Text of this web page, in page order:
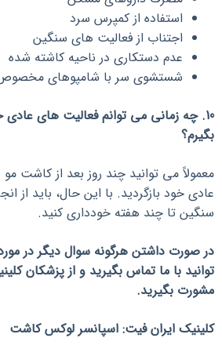
استفاده از کمپرس سرد
اجتناب از فعالیت های سنگین
عدم دستکاری در ناحیه کاشته شده
شستشوی سر با شامپوهای
10. چه زمانی می توانم فعالیت های عادی
بگیرم؟
معمولاً می توانید چند روز بعد از کاشت
عادی خود بازگردید. با این حال، باید از
سنگین تا چند هفته خودداری کنید.
در صورت داشتن هرگونه سوال دیگر در
توانید با ما تماس بگیرید و از پزشکان
مشورت بگیرید.
کلینیک ایران فیت: اسپانسر لوکس کاشت